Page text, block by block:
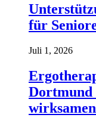
für
Juli 1, 2026
Dortmund